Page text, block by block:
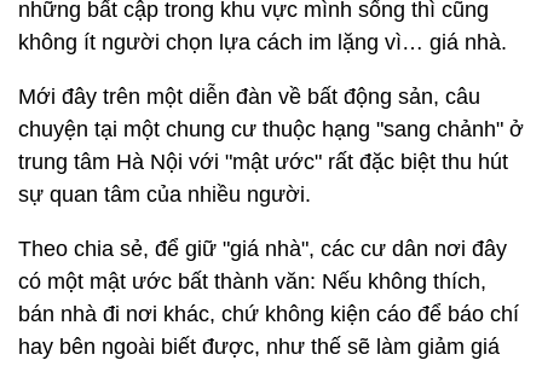
những bất cập trong khu vực mình sống thì cũng
không ít người chọn lựa cách im lặng vì… giá nhà.
Mới đây trên một diễn đàn về bất động sản, câu
chuyện tại một chung cư thuộc hạng "sang chảnh" ở
trung tâm Hà Nội với "mật ước" rất đặc biệt thu hút
sự quan tâm của nhiều người.
Theo chia sẻ, để giữ "giá nhà", các cư dân nơi đây
có một mật ước bất thành văn: Nếu không thích,
bán nhà đi nơi khác, chứ không kiện cáo để báo chí
hay bên ngoài biết được, như thế sẽ làm giảm giá